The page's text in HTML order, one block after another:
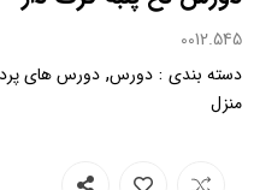
0012.545
دسته بندی : دورس, دورس های
منزل